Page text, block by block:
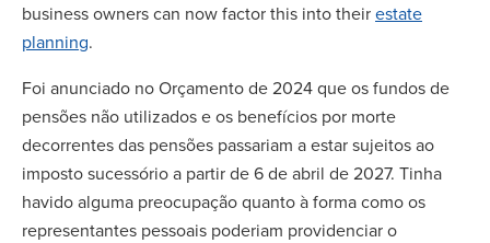
business owners can now factor this into theirestate
planning.
Foi anunciado no Orçamento de 2024 que os fundos de
pensões não utilizados e os benefícios por morte
decorrentes das pensões passariam a estar sujeitos ao
imposto sucessório a partir de 6 de abril de 2027. Tinha
havido alguma preocupação quanto à forma como os
representantes pessoais poderiam providenciar o